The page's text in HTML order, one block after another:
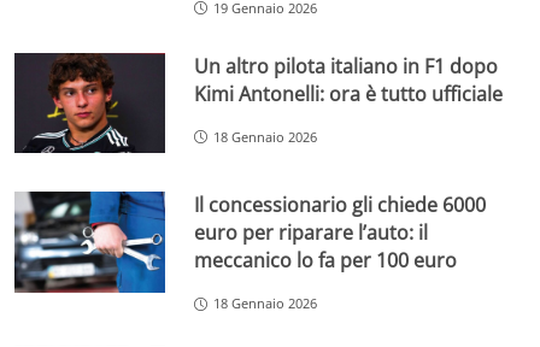
19 Gennaio 2026
Un altro pilota italiano in F1 dopo
Kimi Antonelli: ora è tutto ufficiale
18 Gennaio 2026
Il concessionario gli chiede 6000
euro per riparare l’auto: il
meccanico lo fa per 100 euro
18 Gennaio 2026